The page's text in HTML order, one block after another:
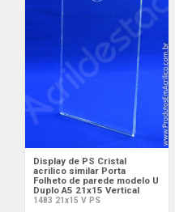
Display de PS Cristal
acrilico similar Porta
Folheto de parede modelo U
Duplo A5 21x15 Vertical
1483 21x15 V PS